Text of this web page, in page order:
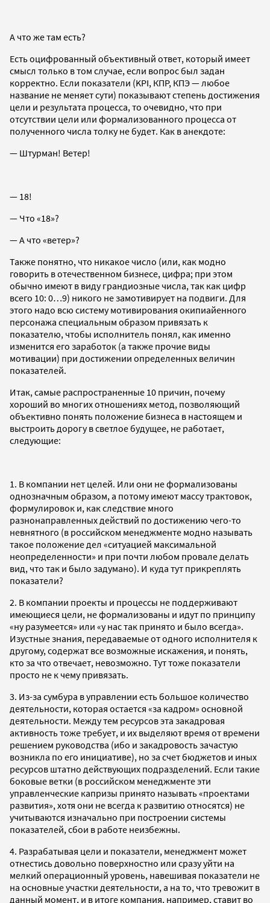
А что же там есть?
Есть оцифрованный объективный ответ, который имеет
смысл только в том случае, если вопрос был задан
корректно. Если показатели (KPI, КПР, КПЭ — любое
название не меняет сути) показывают степень достижения
цели и результата процесса, то очевидно, что при
отсутствии цели или формализованного процесса от
полученного числа толку не будет. Как в анекдоте:
— Штурман! Ветер!
— 18!
— Что «18»?
— А что «ветер»?
Также понятно, что никакое число (или, как модно
говорить в отечественном бизнесе, цифра; при этом
обычно имеют в виду грандиозные числа, так как цифр
всего 10: 0…9) никого не замотивирует на подвиги. Для
этого надо всю систему мотивирования окипиайенного
персонажа специальным образом привязать к
показателю, чтобы исполнитель понял, как именно
изменится его заработок (а также прочие виды
мотивации) при достижении определенных величин
показателей.
Итак, самые распространенные 10 причин, почему
хороший во многих отношениях метод, позволяющий
объективно понять положение бизнеса в настоящем и
выстроить дорогу в светлое будущее, не работает,
следующие:
1. В компании нет целей. Или они не формализованы
однозначным образом, а потому имеют массу трактовок,
формулировок и, как следствие много
разнонаправленных действий по достижению чего-то
невнятного (в российском менеджменте модно называть
такое положение дел «ситуацией максимальной
неопределенности» и при почти любом провале делать
вид, что так и было задумано). И куда тут прикреплять
показатели?
2. В компании проекты и процессы не поддерживают
имеющиеся цели, не формализованы и идут по принципу
«ну разумеется» или «у нас так принято и было всегда».
Изустные знания, передаваемые от одного исполнителя к
другому, содержат все возможные искажения, и понять,
кто за что отвечает, невозможно. Тут тоже показатели
просто не к чему привязать.
3. Из-за сумбура в управлении есть большое количество
деятельности, которая остается «за кадром» основной
деятельности. Между тем ресурсов эта закадровая
активность тоже требует, и их выделяют время от времени
решением руководства (ибо и закадровость зачастую
возникла по его инициативе), но за счет бюджетов и иных
ресурсов штатно действующих подразделений. Если такие
боковые ветки (в российском менеджменте эти
управленческие капризы принято называть «проектами
развития», хотя они не всегда к развитию относятся) не
учитываются изначально при построении системы
показателей, сбои в работе неизбежны.
4. Разрабатывая цели и показатели, менеджмент может
отнестись довольно поверхностно или сразу уйти на
мелкий операционный уровень, навешивая показатели не
на основные участки деятельности, а на то, что тревожит в
данный момент, и в итоге компания, например, ставит во